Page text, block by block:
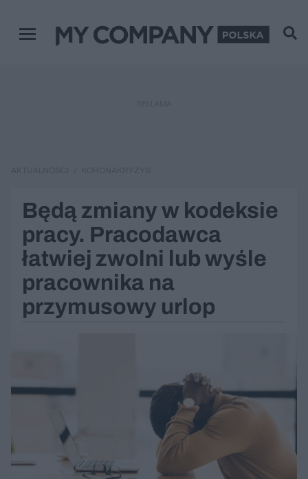
Menu główne
Będą zmiany w kodeksie
pracy. Pracodawca
łatwiej zwolni lub wyśle
pracownika na
przymusowy urlop